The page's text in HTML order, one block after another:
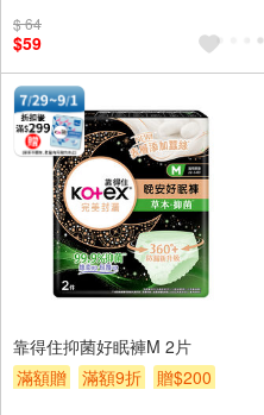
$ 64
$59
靠得住抑菌好眠褲M 2片
滿額贈
滿額9折 贈$200